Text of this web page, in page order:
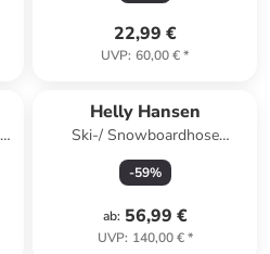
22,99 €
UVP: 60,00 €*
Helly Hansen
Ski-/ Snowboardhose
"Diamond" in Pink
-59%
ab: 56,99 €
UVP: 140,00 €*